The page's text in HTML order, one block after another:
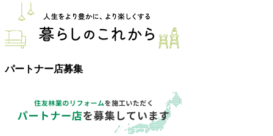
パートナー店募集